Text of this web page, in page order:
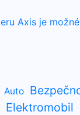
Axis je
Auto
Elektromobil